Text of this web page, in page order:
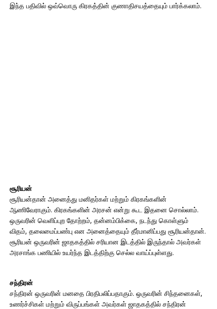
இந்த பதிவில் ஒவ்வொரு கிரகத்தின் குணாதிசயத்தையும் பார்க்கலாம்.
சூரியன்
சூரியன்தான் அனைத்து மனிதர்கள் மற்றும் கிரகங்களின்
ஆணிவேராகும். கிரகங்களின் அரசன் என்று கூட இதனை சொல்லாம்.
ஒருவரின் வெளிப்புற தோற்றம், தன்னம்பிக்கை, நடந்து கொள்ளும்
விதம், தலைமைப்பண்பு என அனைத்தையும் தீர்மானிப்பது சூரியன்தான்.
சூரியன் ஒருவரின் ஜாதகத்தில் சரியான இடத்தில் இருந்தால் அவர்கள்
அரசாங்க பணியில் உயர்ந்த இடத்திற்கு செல்ல வாய்ப்புள்ளது.
சந்திரன்
சந்திரன் ஒருவரின் மனதை பிரதிபலிப்பதாகும். ஒருவரின் சிந்தனைகள்,
உணர்ச்சிகள் மற்றும் விருப்பங்கள் அவர்கள் ஜாதகத்தில் சந்திரன்